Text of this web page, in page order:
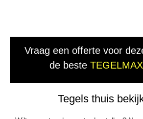
Vraag een offerte voor
de beste
Tegels thuis